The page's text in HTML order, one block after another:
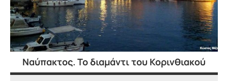
Ναύπακτος. Το διαμάντι του Κορινθιακού